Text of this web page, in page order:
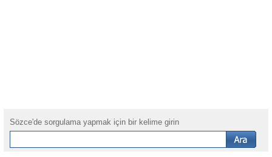
Sözce'de sorgulama yapmak için bir kelime girin